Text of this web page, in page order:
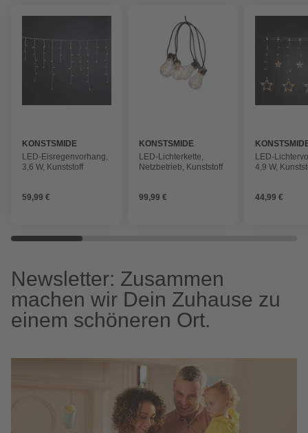
KONSTSMIDE
LED-Eisregenvorhang,
3,6 W, Kunststoff
59,99 €
KONSTSMIDE
LED-Lichterkette,
Netzbetrieb, Kunststoff
99,99 €
LED-
4,9 W,
44,99 €
Newsletter: Zusammen
machen wir Dein Zuhause zu
einem schöneren Ort.